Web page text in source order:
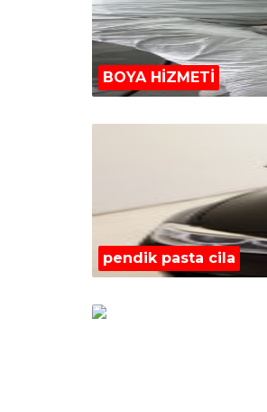
BOYA HİZMETİ
pendik pasta cila